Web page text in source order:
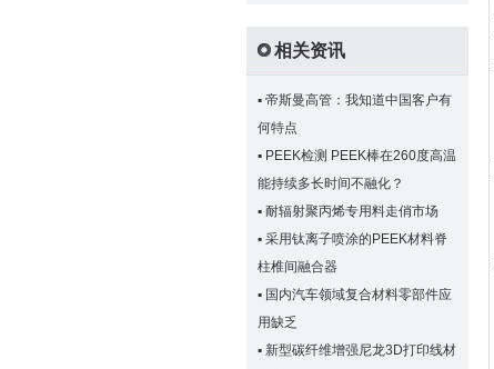
相关资讯
▪ 帝斯曼高管：我知道中国客户有
何特点
▪ PEEK检测 PEEK棒在260度高温
能持续多长时间不融化？
▪ 耐辐射聚丙烯专用料走俏市场
▪ 采用钛离子喷涂的PEEK材料脊
柱椎间融合器
▪ 国内汽车领域复合材料零部件应
用缺乏
▪ 新型碳纤维增强尼龙3D打印线材